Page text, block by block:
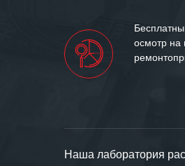
осмотр на
Наша лаборатория